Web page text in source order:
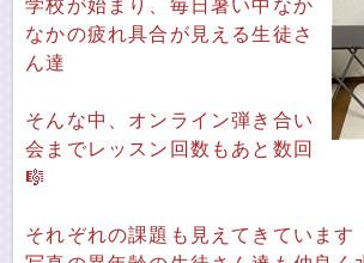
学校が始まり、毎日暑い中なか
なかの疲れ具合が見える生徒さ
ん達
そんな中、オンライン弾き合い
会までレッスン回数もあと数回
🎼
それぞれの課題も見えてきています